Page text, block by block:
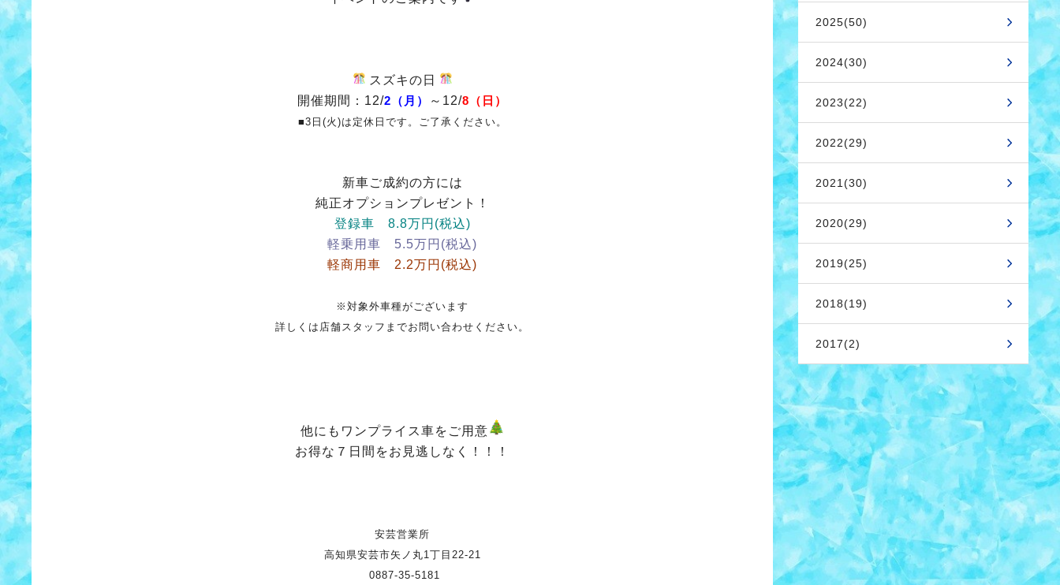
スズキの日
開催期間：12/2（月） ～12/8（日）
■3日(火)は定休日です。ご了承ください。
新車ご成約の方には
純正オプションプレゼント！
登録車 8.8万円(税込)
軽乗用車 5.5万円(税込)
軽商用車 2.2万円(税込)
※対象外車種がございます
詳しくは店舗スタッフまでお問い合わせください。
他にもワンプライス車をご用意
お得な７日間をお見逃しなく！！！
安芸営業所
高知県安芸市矢ノ丸1丁目22-21
0887-35-5181
2025(50)
2024(30)
2023(22)
2022(29)
2021(30)
2020(29)
2019(25)
2018(19)
2017(2)